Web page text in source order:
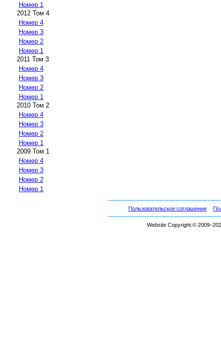
Номер 1
2012 Том 4
Номер 4
Номер 3
Номер 2
Номер 1
2011 Том 3
Номер 4
Номер 3
Номер 2
Номер 1
2010 Том 2
Номер 4
Номер 3
Номер 2
Номер 1
2009 Том 1
Номер 4
Номер 3
Номер 2
Номер 1
Пользовательское соглашение
Website Copyright ©